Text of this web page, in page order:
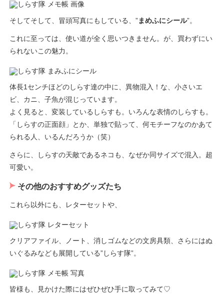
そしてそして、冒頭写真にもしている、”まめふにシール”。
これに至っては、使い道が全く思いつきません。が、買わずにい
られないこの魅力。
体長1センチほどのしらす達の中に、異物混入！な、小さいエ
ビ、カニ、子魚が混じっています。
よく見ると、変装しているしらすも。いろんな表情のしらすも。
「しらすの正面顔」とか、単独で貼って、何モチーフなのかあて
られる人、いるんだろうか（笑）
さらに、しらすの天敵であるネコも、なぜか同サイズで混入。超
可愛い。
その他のおすすめグッズたち
これら以外にも、レターセットや、
クリアファイル、ノート、消しゴムなどの文房具類、さらにはぬ
いぐるみなども展開している”しらす隊”。
皆様も、見かけた際にはぜひぜひ手に取ってみて♡